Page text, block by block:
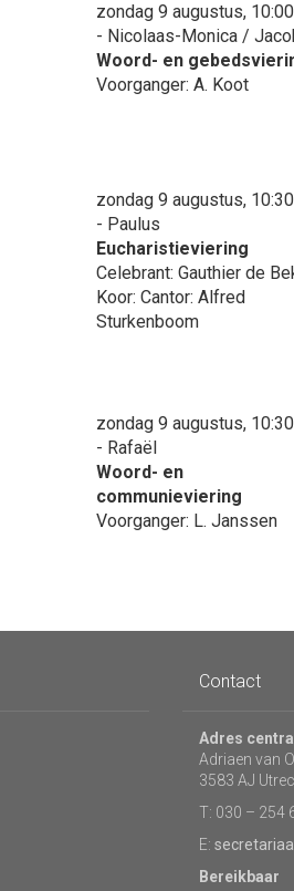
zondag 9 augustus,
- Nicolaas-Monica /
Woord- en
Voorganger: A. Koot
zondag 9 augustus,
- Paulus
Eucharistieviering
Celebrant: Gauthier de
Koor: Cantor: Alfred
Sturkenboom
zondag 9 augustus,
- Rafaël
Woord- en
communieviering
Voorganger: L. Janssen
Contact
Adres
Adriaen van
3583 AJ
T: 030 – 254
E:
Bereikbaar